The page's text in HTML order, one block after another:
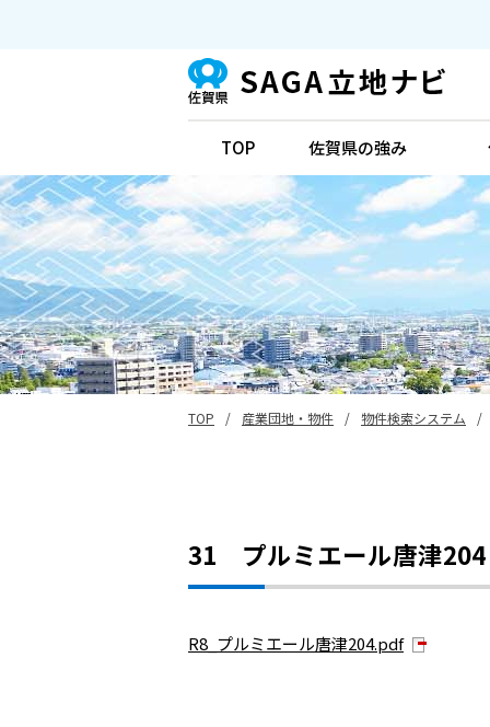
TOP 佐賀県の強み
TOP / 産業団地・物件 / 物件検索システム /
31 プルミエール唐津204
R8_プルミエール唐津204.pdf